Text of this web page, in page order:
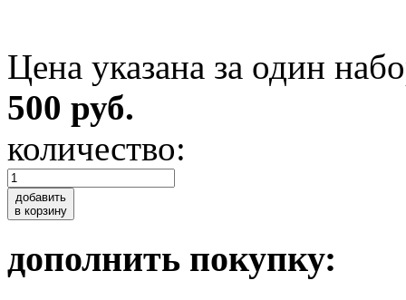
Цена указана за один
500 руб.
количество:
добавить
в корзину
дополнить покупку: